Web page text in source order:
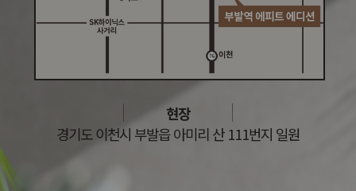
현장
경기도 이천시 부발읍 아미리 산 111번지 일원